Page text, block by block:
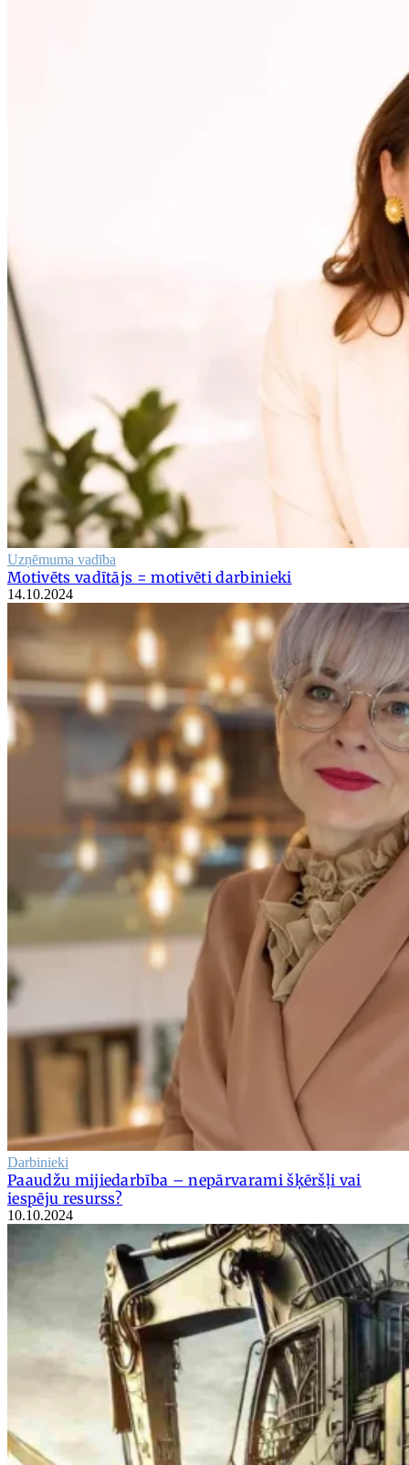
Uzņēmuma vadība
Motivēts vadītājs = motivēti darbinieki
14.10.2024
Darbinieki
Paaudžu mijiedarbība – nepārvarami šķēršļi vai
iespēju resurss?
10.10.2024